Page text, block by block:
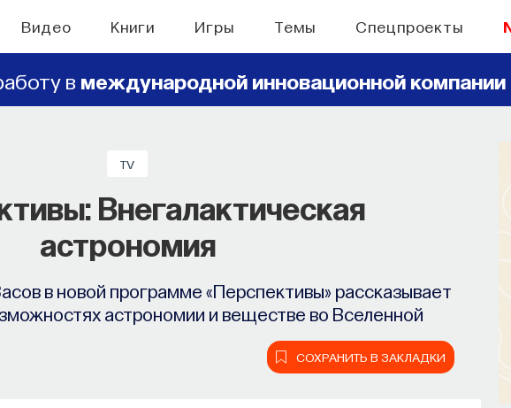
Видео Книги Игры Темы Спецпроекты
в международной инновационной компании
TV
Внегалактическая
астрономия
в новой программе «Перспективы» рассказывает
астрономии и веществе во Вселенной
СОХРАНИТЬ В ЗАКЛАДКИ